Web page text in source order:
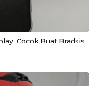
Cocok Buat Bradsis